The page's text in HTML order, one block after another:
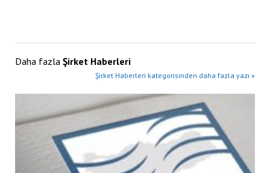
Daha fazla Şirket Haberleri
Şirket Haberleri kategorisinden daha fazla yazı »